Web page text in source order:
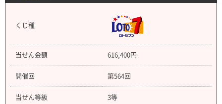
くじ種
当せん金額 616,400円
開催回 第564回
当せん等級 3等